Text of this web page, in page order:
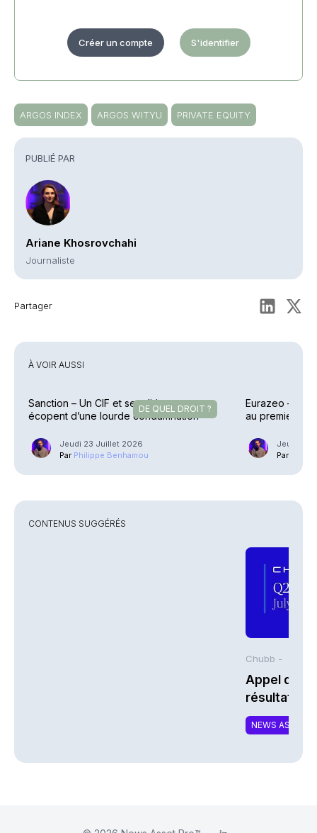
PUBLIÉ PAR
Ariane Khosrovchahi
Journaliste
Partager
Créer un compte S'identifier
ARGOS INDEX ARGOS WITYU PRIVATE EQUITY
À VOIR AUSSI
DE QUEL DROIT ?
Sanction – Un CIF et ses dirigeants
écopent d’une lourde condamnation
Jeudi 23 Juillet 2026
Par Philippe Benhamou
Eurazeo –
au premier
Jeudi 23
Par
CONTENUS SUGGÉRÉS
Chubb -
Appel de
résultats
2026 de
NEWS